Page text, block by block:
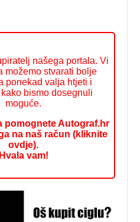
našega portala. Vi
možemo stvarati bolje
ponekad valja htjeti i
bismo dosegnuli
moguće.
pomognete Autograf.hr
na naš račun (kliknite
ovdje).
Hvala vam!